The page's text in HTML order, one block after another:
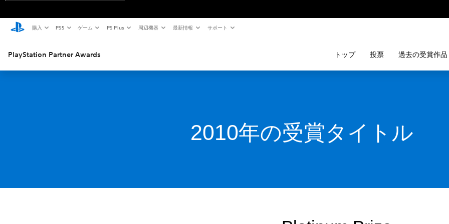
購入 PS5 ゲーム PS Plus 周辺機器 最新情報 サポート
PlayStation Partner Awards トップ 投票 過去の受賞作品
2010年の受賞タイトル